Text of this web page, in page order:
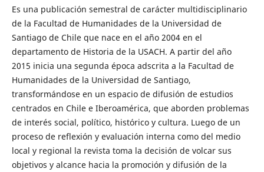
Es una publicación semestral de carácter multidisciplinario
de la Facultad de Humanidades de la Universidad de
Santiago de Chile que nace en el año 2004 en el
departamento de Historia de la USACH. A partir del año
2015 inicia una segunda época adscrita a la Facultad de
Humanidades de la Universidad de Santiago,
transformándose en un espacio de difusión de estudios
centrados en Chile e Iberoamérica, que aborden problemas
de interés social, político, histórico y cultura. Luego de un
proceso de reflexión y evaluación interna como del medio
local y regional la revista toma la decisión de volcar sus
objetivos y alcance hacia la promoción y difusión de la